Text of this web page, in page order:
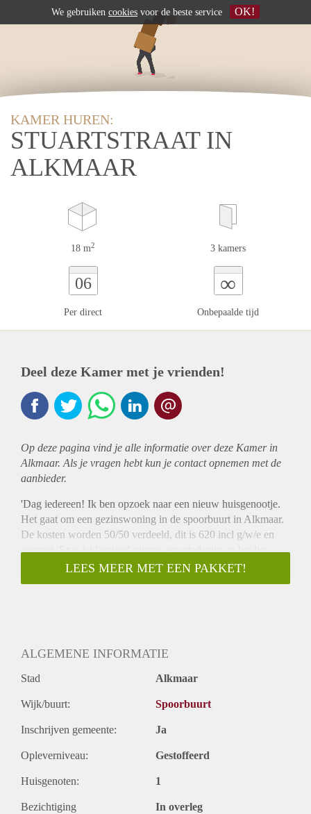
KAMER HUREN:
STUARTSTRAAT IN
ALKMAAR
18 m2 3 kamers
06
Per direct
∞
Onbepaalde tijd
Deel deze Kamer met je vrienden!
Op deze pagina vind je alle informatie over deze Kamer in
Alkmaar. Als je vragen hebt kun je contact opnemen met de
aanbieder.
'Dag iedereen! Ik ben opzoek naar een nieuw huisgenootje.
Het gaat om een gezinswoning in de spoorbuurt in Alkmaar.
De kosten worden 50/50 verdeeld, dit is 620 incl g/w/e en
internet. Er is lekker veel ruimte, een stadstuin en het ligt
precies tussen het station en het centrum in. Voor meer
vragen kan je mij altijd even een berichtje sturen.'
LEES MEER MET EEN PAKKET!
ALGEMENE INFORMATIE
Stad Alkmaar
Wijk/buurt: Spoorbuurt
Inschrijven gemeente: Ja
Opleverniveau: Gestoffeerd
Huisgenoten: 1
Bezichtiging In overleg
We gebruiken cookies voor de beste service OK!